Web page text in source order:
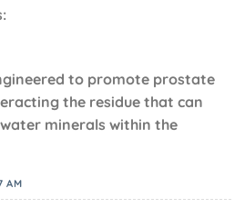
to promote prostate
the residue that can
minerals within the
AM